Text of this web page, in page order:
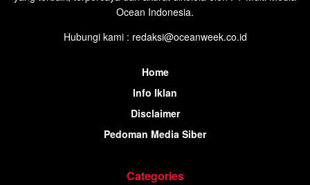
Ocean Indonesia.
Hubungi kami : redaksi@oceanweek.co.id
Home
Info Iklan
Disclaimer
Pedoman Media Siber
Categories